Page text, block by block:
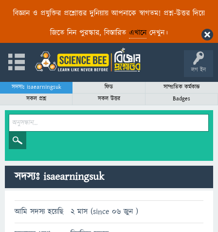
বিজ্ঞান ও প্রযুক্তির প্রশ্নোত্তর দুনিয়ায় আপনাকে স্বাগতম! প্রশ্ন-উত্তর দিয়ে
জিতে নিন পুরস্কার, বিস্তারিত এখানেদেখুন।
লগ ইন
সদস্যঃ isaearningsuk ফিড
সাম্প্রতিক কর্মকান্ড
সকল প্রশ্ন
সকল উত্তর Badges
সদস্যঃ isaearningsuk
আমি সদস্য হয়েছি 2 মাস (since 06 জুন )